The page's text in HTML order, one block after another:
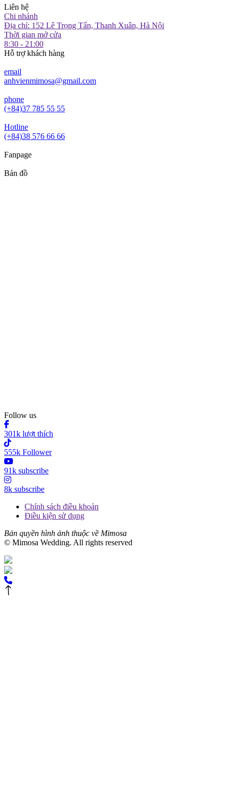
Liên hệ
Chi nhánh
Địa chỉ: 152 Lê Trọng Tấn, Thanh Xuân, Hà Nội
Thời gian mở cửa
8:30 - 21:00
Hỗ trợ khách hàng
email
anhvienmimosa@gmail.com
phone
(+84)37 785 55 55
Hotline
(+84)38 576 66 66
Fanpage
Bản đồ
Follow us
301k lượt thích
555k Follower
91k subscribe
8k subscribe
Chính sách điều khoản
Điều kiện sử dụng
Bản quyền hình ảnh thuộc về Mimosa
© Mimosa Wedding. All rights reserved